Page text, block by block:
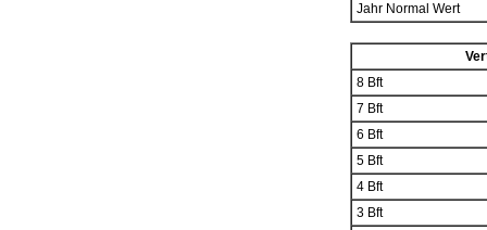
Jahr Normal Wert
8 Bft
7 Bft
6 Bft
5 Bft
4 Bft
3 Bft